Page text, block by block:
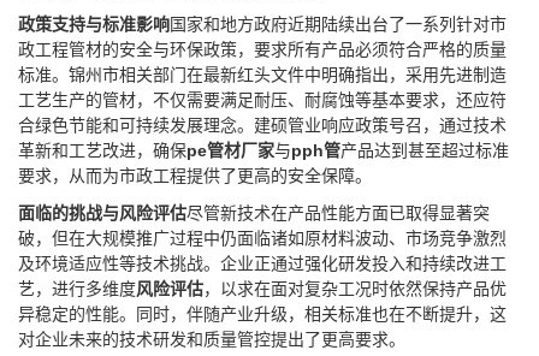
政策支持与标准影响国家和地方政府近期陆续出台了一系列针对市
政工程管材的安全与环保政策，要求所有产品必须符合严格的质量
标准。锦州市相关部门在最新红头文件中明确指出，采用先进制造
工艺生产的管材，不仅需要满足耐压、耐腐蚀等基本要求，还应符
合绿色节能和可持续发展理念。建硕管业响应政策号召，通过技术
革新和工艺改进，确保pe管材厂家与pph管产品达到甚至超过标准
要求，从而为市政工程提供了更高的安全保障。
面临的挑战与风险评估尽管新技术在产品性能方面已取得显著突
破，但在大规模推广过程中仍面临诸如原材料波动、市场竞争激烈
及环境适应性等技术挑战。企业正通过强化研发投入和持续改进工
艺，进行多维度风险评估，以求在面对复杂工况时依然保持产品优
异稳定的性能。同时，伴随产业升级，相关标准也在不断提升，这
对企业未来的技术研发和质量管控提出了更高要求。